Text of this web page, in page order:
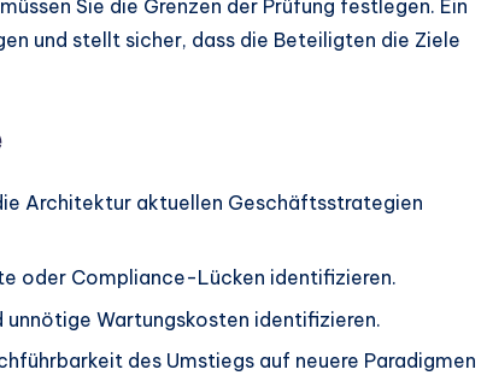
Sie die Grenzen der Prüfung festlegen. Ein
und stellt sicher, dass die Beteiligten die Ziele
Architektur aktuellen Geschäftsstrategien
oder Compliance-Lücken identifizieren.
unnötige Wartungskosten identifizieren.
des Umstiegs auf neuere Paradigmen